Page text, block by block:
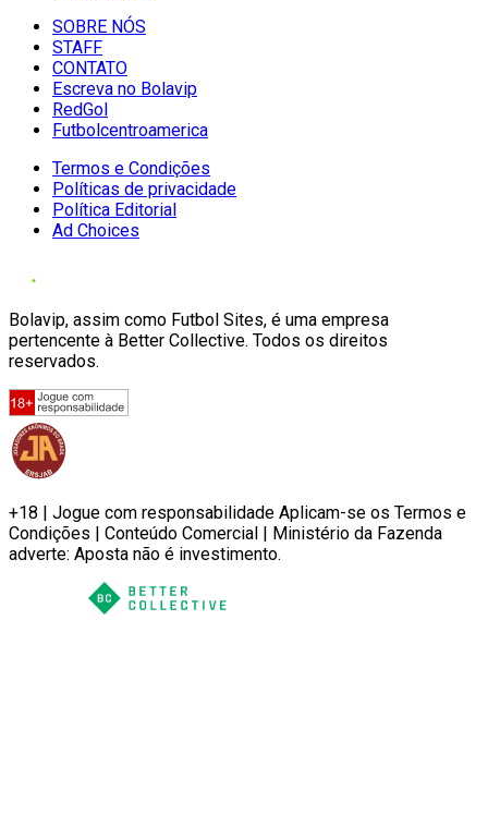
SOBRE NÓS
STAFF
CONTATO
Escreva no Bolavip
RedGol
Futbolcentroamerica
Termos e Condições
Políticas de privacidade
Política Editorial
Ad Choices
Bolavip, assim como Futbol Sites, é uma empresa
pertencente à Better Collective. Todos os direitos
reservados.
+18 | Jogue com responsabilidade Aplicam-se os Termos e
Condições | Conteúdo Comercial | Ministério da Fazenda
adverte: Aposta não é investimento.